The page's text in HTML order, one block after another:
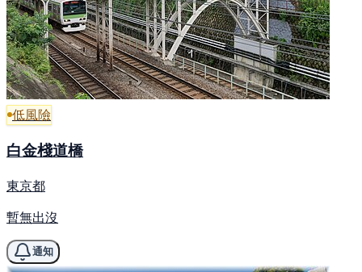
低風險
白金棧道橋
東京都
暫無出沒
通知